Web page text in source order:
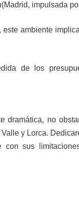
(Madrid, impulsada
ambiente
de los
dramática, no
y Lorca.
con sus